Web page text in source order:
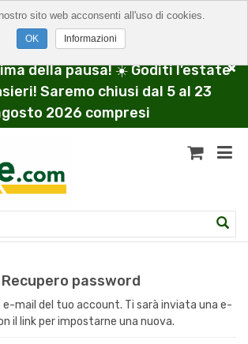
della pausa! ☀️ Goditi l’estate
Saremo chiusi dal 5 al 23
2026 compresi
Recupero password
e-mail del tuo account. Ti sarà inviata una e-
il link per impostarne una nuova.
sito web acconsenti all'uso di cookies.
Informazioni